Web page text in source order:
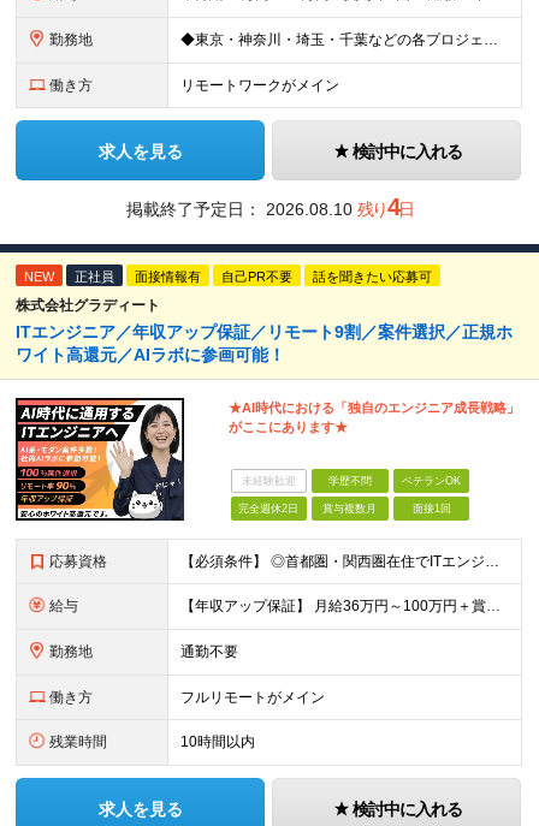
勤務地 ◆東京・神奈川・埼玉・千葉などの各プロジェクト先 ※希望勤務地を考慮します。 ※お客様先の9割は、東京23区内です。 ※転居を伴う転勤はありません。 ※客先常駐の場合はクライアントのルールに準じます。
働き方 リモートワークがメイン
求人を見る 検討中に入れる
掲載終了予定日： 2026.08.10 残り4日
NEW 正社員 面接情報有 自己PR不要 話を聞きたい応募可
株式会社グラディート
ITエンジニア／年収アップ保証／リモート9割／案件選択／正規ホ
ワイト高還元／AIラボに参画可能！
★AI時代における「独自のエンジニア成⻑戦略」
がここにあります★
未経験歓迎 学歴不問 ベテランOK
完全週休2日 賞与複数月 面接1回
応募資格 【必須条件】 ◎首都圏・関西圏在住でITエンジニアとしての実務経験が3年以上ある⽅（開発・インフラいずれも歓迎） →首都圏（東京、神奈川、千葉、埼玉）、関西圏（大阪、兵庫、京都）在住のITエンジニア採
給与 【年収アップ保証】 月給36万円～100万円＋賞与（年3回）＋諸手当 ◆想定年収432万円〜1200万円(経験・スキルを考慮し決定) ※年収アップ保証付帯 ◆基本給には⽉20時間分の固定残業代(31,
勤務地 通勤不要
働き方 フルリモートがメイン
残業時間 10時間以内
求人を見る 検討中に入れる